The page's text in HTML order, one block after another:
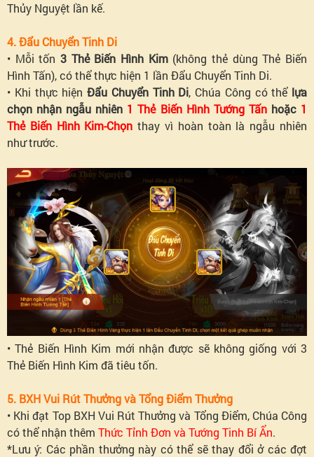
Thủy Nguyệt lần kế.
4. Đẩu Chuyển Tinh Di
• Mỗi tốn 3 Thẻ Biến Hình Kim(không thẻ dùng Thẻ Biến
Hình Tấn), có thể thực hiện 1 lần Đẩu Chuyển Tinh Di.
• Khi thực hiện Đẩu Chuyển Tinh Di, Chúa Công có thể lựa
chọn nhận ngẫu nhiên 1 Thẻ Biến Hình Tướng Tấnhoặc 1
Thẻ Biến Hình Kim-Chọn thay vì hoàn toàn là ngẫu nhiên
như trước.
• Thẻ Biến Hình Kim mới nhận được sẽ không giống với 3
Thẻ Biến Hình Kim đã tiêu tốn.
5. BXH Vui Rút Thưởng và Tổng Điểm Thưởng
• Khi đạt Top BXH Vui Rút Thưởng và Tổng Điểm, Chúa Công
có thể nhận thêm Thức Tỉnh Đơn và Tướng Tinh Bí Ẩn.
*Lưu ý: Các phần thưởng này có thể sẽ thay đổi ở các đợt